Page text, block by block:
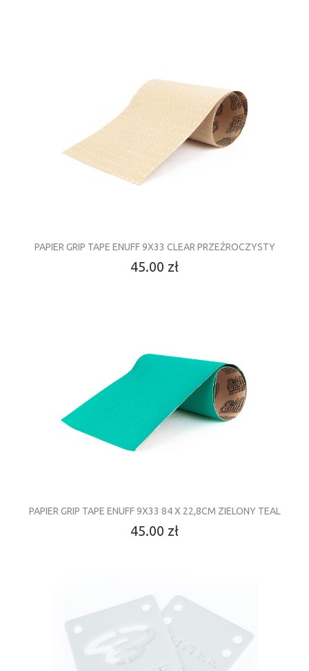
PAPIER GRIP TAPE ENUFF 9X33 CLEAR PRZEŹROCZYSTY
45.00 zł
PAPIER GRIP TAPE ENUFF 9X33 84 X 22,8CM ZIELONY TEAL
45.00 zł